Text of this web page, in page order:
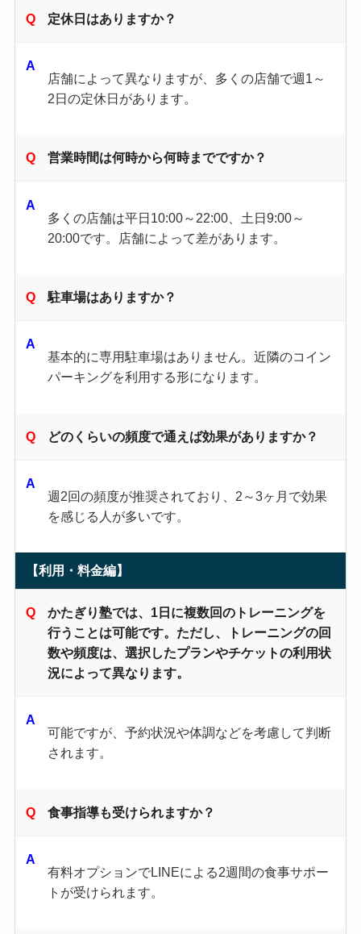
定休日はありますか？
店舗によって異なりますが、多くの店舗で週1～
2日の定休日があります。
営業時間は何時から何時までですか？
多くの店舗は平日10:00～22:00、土日9:00～
20:00です。店舗によって差があります。
駐車場はありますか？
基本的に専用駐車場はありません。近隣のコイン
パーキングを利用する形になります。
どのくらいの頻度で通えば効果がありますか？
週2回の頻度が推奨されており、2～3ヶ月で効果
を感じる人が多いです。
【利用・料金編】
かたぎり塾では、1日に複数回のトレーニングを
行うことは可能です。ただし、トレーニングの回
数や頻度は、選択したプランやチケットの利用状
況によって異なります。
可能ですが、予約状況や体調などを考慮して判断
されます。
食事指導も受けられますか？
有料オプションでLINEによる2週間の食事サポー
トが受けられます。